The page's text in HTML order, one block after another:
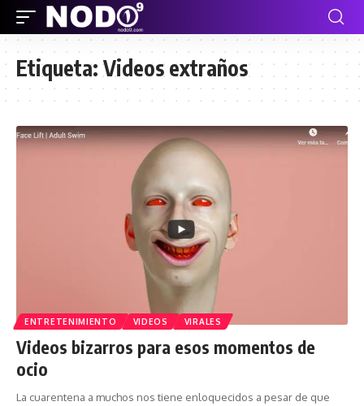
Etiqueta:Videos extraños
ENTRETENIMIENTO VIDEOS VIRALES
Videos bizarros para esos momentos de
ocio
La cuarentena a muchos nos tiene enloquecidos a pesar de que